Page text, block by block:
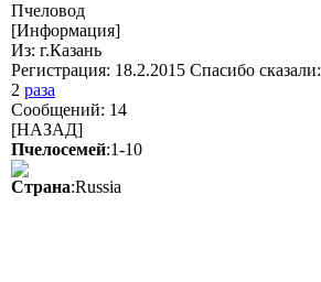
Пчеловод
[Информация]
Из: г.Казань
Регистрация: 18.2.2015 Спасибо сказали:
2 раза
Сообщений: 14
[НАЗАД]
Пчелосемей:1-10
Страна:Russia